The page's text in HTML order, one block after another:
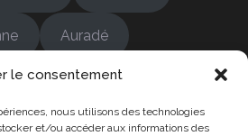
le consentement
nous utilisons des technologies
et/ou accéder aux informations des
Auradé
Colomiers
Empeaux Fontenilles